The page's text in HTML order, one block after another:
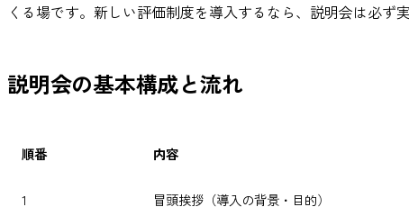
くる場です。新しい評価制度を導入するなら、説明会は必ず
説明会の基本構成と流れ
順番 内容
1 冒頭挨拶（導入の背景・目的）